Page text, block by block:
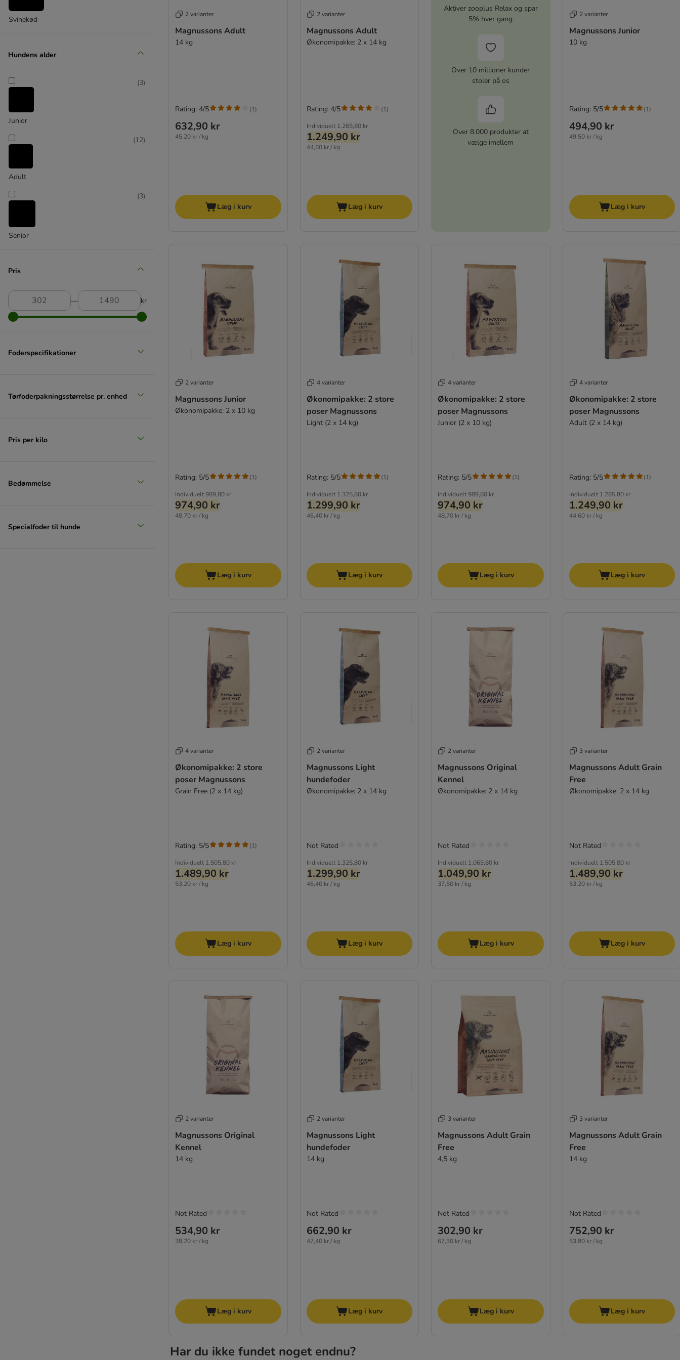
alpha spirit
Belcando
BF Petfood
Bozita
Burns
Butcher's
★ Briantos
Carnilove
Carrier
Chappi
Crave
Dingo
Disugual
Dog's Favorit
Dolina Noteci
Farmina
Friskies
GranataPet
Svinekød
Hundens alder
Junior
(3)
Adult
(12)
Senior
(3)
Pris
― kr
Foderspecifikationer
Tørfoderpakningsstørrelse pr. enhed
Pris per kilo
Bedømmelse
Specialfoder til hunde
2 varianter
Magnussons Adult
14 kg
632,90 kr
45,20 kr / kg
Rating: 4/5 (1)
Læg i kurv
2 varianter
Magnussons Adult
Økonomipakke: 2 x 14 kg
Individuelt 1.265,80 kr
1.249,90 kr
44,60 kr / kg
Rating: 4/5 (1)
Læg i kurv
Aktiver zooplus Relax og spar
5% hver gang
Over 10 millioner kunder
stoler på os
Over 8.000 produkter at
vælge imellem
2 varianter
Magnussons Junior
10 kg
494,90 kr
49,50 kr / kg
Rating: 5/5 (1)
Læg i kurv
2 varianter
Magnussons Junior
Økonomipakke: 2 x 10 kg
Individuelt989,80 kr
974,90 kr
48,70 kr / kg
Rating: 5/5 (1)
Læg i kurv
4 varianter
Økonomipakke: 2 store
poser Magnussons
Light (2 x 14 kg)
Individuelt 1.325,80 kr
1.299,90 kr
46,40 kr / kg
Rating: 5/5 (1)
Læg i kurv
4 varianter
Økonomipakke: 2 store
poser Magnussons
Junior (2 x 10 kg)
Individuelt989,80 kr
974,90 kr
48,70 kr / kg
Rating: 5/5 (1)
Læg i kurv
4 varianter
Økonomipakke: 2 store
poser Magnussons
Adult (2 x 14 kg)
Individuelt 1.265,80 kr
1.249,90 kr
44,60 kr / kg
Rating: 5/5 (1)
Læg i kurv
4 varianter
Økonomipakke: 2 store
poser Magnussons
Grain Free (2 x 14 kg)
Individuelt 1.505,80 kr
1.489,90 kr
53,20 kr / kg
Rating: 5/5 (1)
Læg i kurv
2 varianter
Magnussons Light
hundefoder
Økonomipakke: 2 x 14 kg
Individuelt 1.325,80 kr
1.299,90 kr
46,40 kr / kg
Not Rated
Læg i kurv
2 varianter
Magnussons Original
Kennel
Økonomipakke: 2 x 14 kg
Individuelt 1.069,80 kr
1.049,90 kr
37,50 kr / kg
Not Rated
Læg i kurv
3 varianter
Magnussons Adult Grain
Free
Økonomipakke: 2 x 14 kg
Individuelt 1.505,80 kr
1.489,90 kr
53,20 kr / kg
Not Rated
Læg i kurv
2 varianter
Magnussons Original
Kennel
14 kg
534,90 kr
38,20 kr / kg
Not Rated
Læg i kurv
2 varianter
Magnussons Light
hundefoder
14 kg
662,90 kr
47,40 kr / kg
Not Rated
Læg i kurv
3 varianter
Magnussons Adult Grain
Free
4,5 kg
302,90 kr
67,30 kr / kg
Not Rated
Læg i kurv
3 varianter
Magnussons Adult Grain
Free
14 kg
752,90 kr
53,80 kr / kg
Not Rated
Læg i kurv
Har du ikke fundet noget endnu?